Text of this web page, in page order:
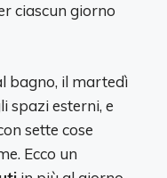
ciascun giorno
bagno, il martedì
spazi esterni, e
sette cose
Ecco un